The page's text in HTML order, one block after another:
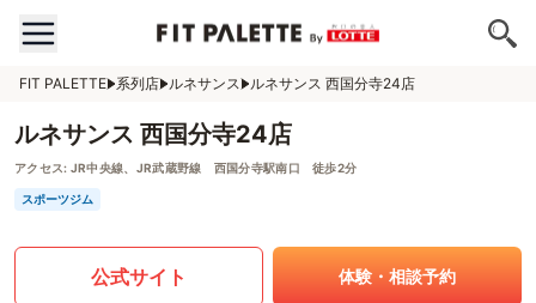
FIT PALETTE 系列店 ルネサンス ルネサンス 西国分寺24店
ルネサンス 西国分寺24店
アクセス: JR中央線、JR武蔵野線 西国分寺駅南口 徒歩2分
スポーツジム
公式サイト 体験・相談予約